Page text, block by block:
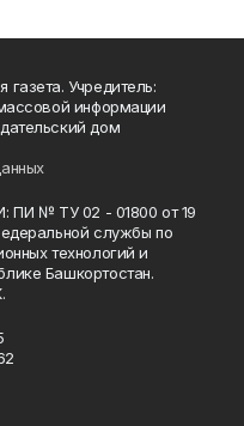
Учредитель:
информации
дом
ПИ № ТУ 02 - 01800 от 19
службы по
технологий и
Башкортостан.